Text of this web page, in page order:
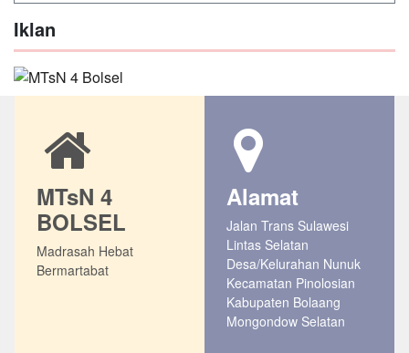
Iklan
MTsN 4
BOLSEL
Madrasah Hebat
Bermartabat
Alamat
Jalan Trans Sulawesi
Lintas Selatan
Desa/Kelurahan Nunuk
Kecamatan Pinolosian
Kabupaten Bolaang
Mongondow Selatan